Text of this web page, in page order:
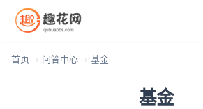
首页 问答中心 基金
基金